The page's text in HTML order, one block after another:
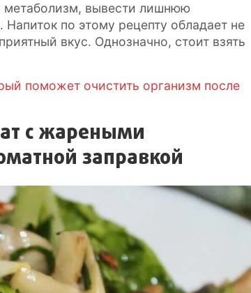
метаболизм, вывести лишнюю
по этому рецепту обладает не
вкус. Однозначно, стоит взять
поможет очистить организм после
с жареными
заправкой